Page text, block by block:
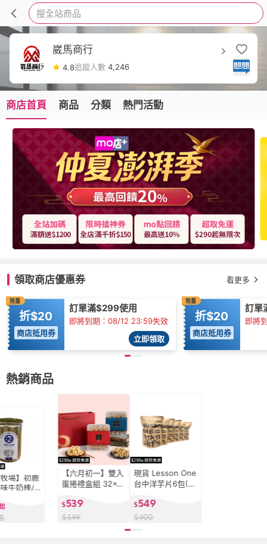
搜全站商品
崴馬商行
4.8追蹤人數 4,246
商店首頁 商品 分類 熱門活動
領取商店優惠券 看更多
限量
折$20
商店抵用券
訂單滿$299使用
即將到期：08/12 23:59失效
立即領取
限量
折$20
商店抵用券
訂單
即將
熱銷商品
場】初鹿
牛奶棒/
【六月初一】雙入
蛋捲禮盒組 32x2
克力/海苔
$539
$599
現貨 Lesson One
台中洋芋片6包(15
$549
$900